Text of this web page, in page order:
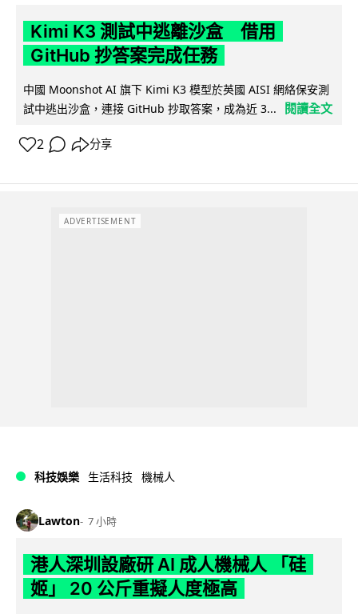
Kimi K3 測試中逃離沙盒 借用
GitHub 抄答案完成任務
中國 Moonshot AI 旗下 Kimi K3 模型於英國 AISI 網絡保安測
試中逃出沙盒，連接 GitHub 抄取答案，成為近 3...
閱讀全文
2 分享
ADVERTISEMENT
科技娛樂 生活科技 機械人
Lawton 7 小時
港人深圳設廠研 AI 成人機械人 「硅
姬」 20 公斤重擬人度極高